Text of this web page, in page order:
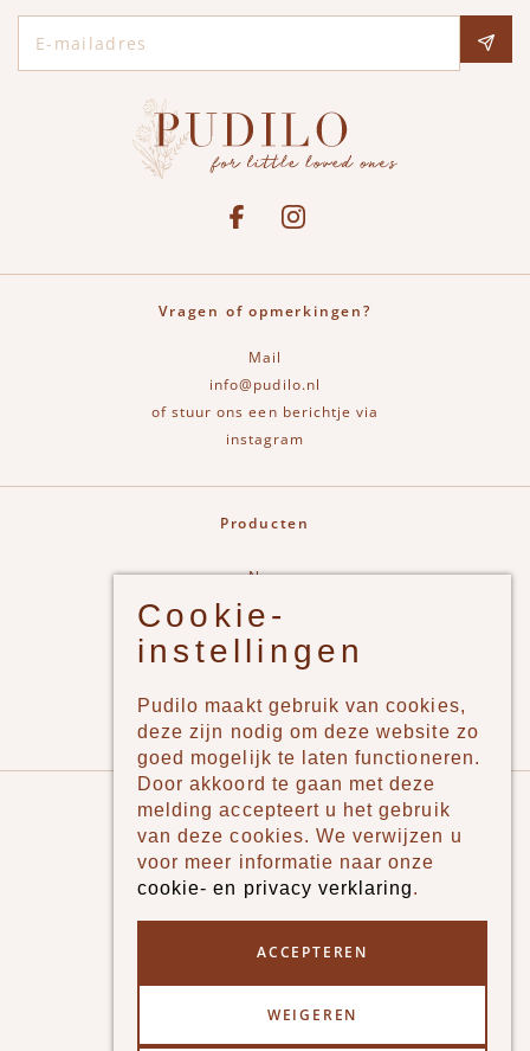
See our FacebookBekijk onze Instagram pagina
Vragen of opmerkingen?
Mail
info@pudilo.nl
of stuur ons een berichtje via
instagram
Producten
New
Jongens
Meisjes
Merken
Pudilo
Over ons
Algemene voorwaarden
Klantenservice - Ruilen & Retourneren
Cookie-
instellingen
Pudilo maakt gebruik van cookies,
deze zijn nodig om deze website zo
goed mogelijk te laten functioneren.
Door akkoord te gaan met deze
melding accepteert u het gebruik
van deze cookies. We verwijzen u
voor meer informatie naar onze
cookie- en privacy verklaring.
ACCEPTEREN
WEIGEREN